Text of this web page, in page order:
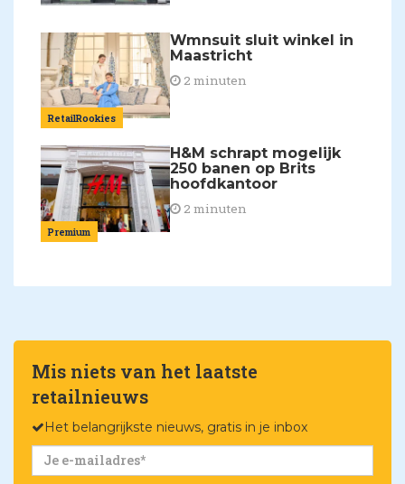
RetailRookies
Wmnsuit sluit winkel in
Maastricht
2 minuten
Premium
H&M schrapt mogelijk
250 banen op Brits
hoofdkantoor
2 minuten
Mis niets van het laatste
retailnieuws
Het belangrijkste nieuws, gratis in je inbox